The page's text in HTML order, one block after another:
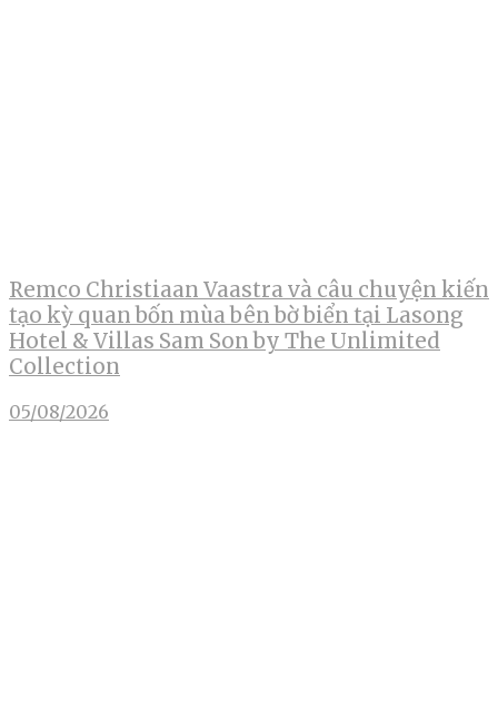
Remco Christiaan Vaastra và câu chuyện kiến
tạo kỳ quan bốn mùa bên bờ biển tại Lasong
Hotel & Villas Sam Son by The Unlimited
Collection
05/08/2026